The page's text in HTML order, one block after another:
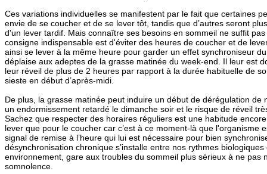
Ces variations individuelles se manifestent par le fait que certaines
envie de se coucher et de se lever tôt, tandis que d’autres seront
d'un lever tardif. Mais connaître ses besoins en sommeil ne suffit
consigne indispensable est d'éviter des heures de coucher et de
ainsi se lever à la même heure pour garder un effet synchroniseur
déplaise aux adeptes de la grasse matinée du week-end. Il leur est
leur réveil de plus de 2 heures par rapport à la durée habituelle de
sieste en début d’après-midi.
De plus, la grasse matinée peut induire un début de dérégulation de
un endormissement retardé le dimanche soir et le risque de réveil
Sachez que respecter des horaires réguliers est une habitude
lever que pour le coucher car c’est à ce moment-là que l'organisme
signal de remise à l’heure qui lui est nécessaire pour bien
désynchronisation chronique s’installe entre nos rythmes
environnement, gare aux troubles du sommeil plus sérieux à ne pas
somnolence.